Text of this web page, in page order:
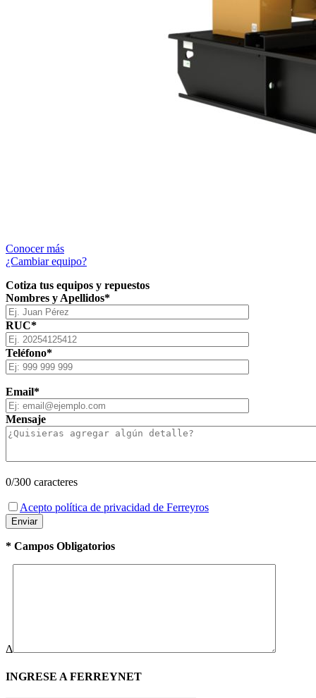
Conocer más
¿Cambiar equipo?
Cotiza tus equipos y repuestos
Nombres y Apellidos*
RUC*
Teléfono*
Email*
Mensaje
0/300 caracteres
Acepto política de privacidad de Ferreyros
* Campos Obligatorios
Δ
INGRESE A FERREYNET